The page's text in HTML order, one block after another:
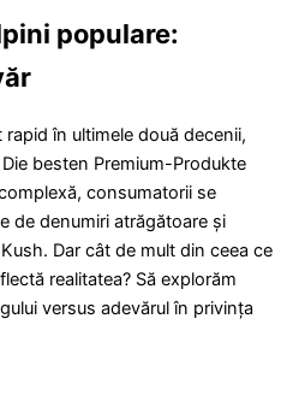
populare:
în ultimele două decenii,
besten Premium-Produkte
consumatorii se
de denumiri atrăgătoare și
Dar cât de mult din ceea ce
realitatea? Să explorăm
versus adevărul în privința